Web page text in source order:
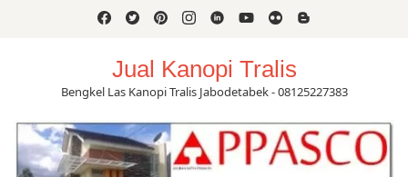
Jual Kanopi Tralis
Bengkel Las Kanopi Tralis Jabodetabek - 08125227383